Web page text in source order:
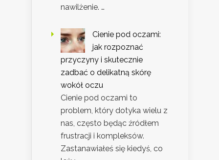
nawilżenie. …
Cienie pod oczami:
jak rozpoznać
przyczyny i skutecznie
zadbać o delikatną skórę
wokół oczu
Cienie pod oczami to
problem, który dotyka wielu z
nas, często będąc źródłem
frustracji i kompleksów.
Zastanawiałeś się kiedyś, co